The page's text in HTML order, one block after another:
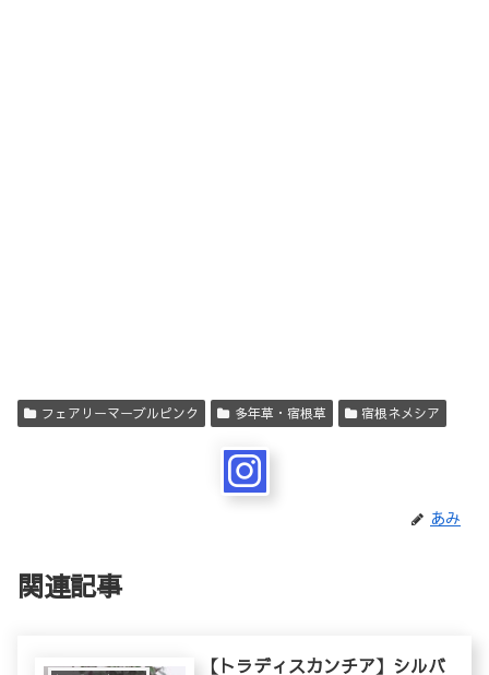
フェアリーマーブルピンク 多年草・宿根草 宿根ネメシア
あみ
関連記事
【トラディスカンチア】シルバ